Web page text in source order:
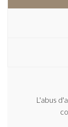
L'abus